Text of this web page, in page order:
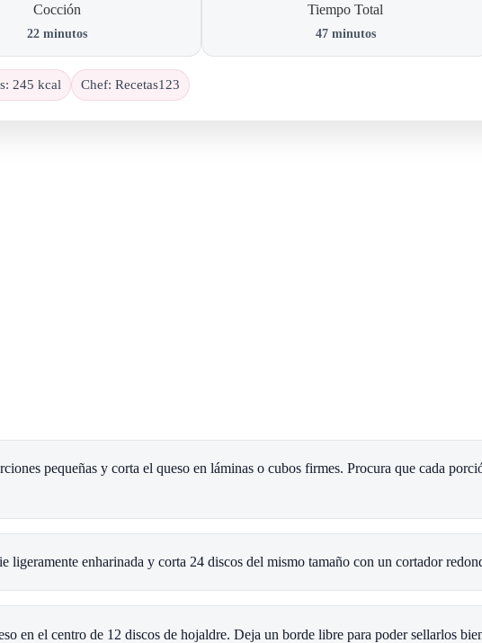
Cocción
22 minutos
Tiempo Total
47 minutos
: 245 kcal Chef: Recetas123
pequeñas y corta el queso en láminas o cubos firmes. Procura que cada
ligeramente enharinada y corta 24 discos del mismo tamaño con un cortador
en el centro de 12 discos de hojaldre. Deja un borde libre para poder sellarlos